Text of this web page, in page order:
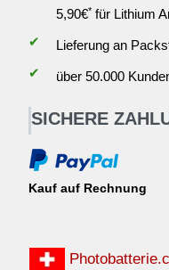
5,90€*für Lithium
✔
Lieferung an
✔
über 50.000
SICHERE
Kauf auf Rechnung